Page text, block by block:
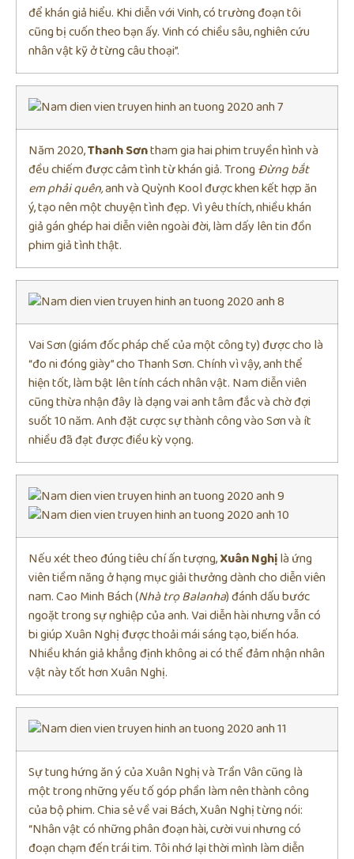
để khán giả hiểu. Khi diễn với Vinh, có trường đoạn tôi
cũng bị cuốn theo bạn ấy. Vinh có chiều sâu, nghiên cứu
nhân vật kỹ ở từng câu thoại”.
Năm 2020,Thanh Sơntham gia hai phim truyền hình và
đều chiếm được cảm tình từ khán giả. TrongĐừng bắt
em phải quên,anh và Quỳnh Kool được khen kết hợp ăn
ý, tạo nên một chuyện tình đẹp. Vì yêu thích, nhiều khán
giả gán ghép hai diễn viên ngoài đời, làm dấy lên tin đồn
phim giả tình thật.
Vai Sơn (giám đốc pháp chế của một công ty) được cho là
“đo ni đóng giày” cho Thanh Sơn. Chính vì vậy, anh thể
hiện tốt, làm bật lên tính cách nhân vật. Nam diễn viên
cũng thừa nhận đây là dạng vai anh tâm đắc và chờ đợi
suốt 10 năm. Anh đặt cược sự thành công vào Sơn và ít
nhiều đã đạt được điều kỳ vọng.
Nếu xét theo đúng tiêu chí ấn tượng,Xuân Nghịlà ứng
viên tiềm năng ở hạng mục giải thưởng dành cho diễn viên
nam. Cao Minh Bách (Nhà trọ Balanha) đánh dấu bước
ngoặt trong sự nghiệp của anh. Vai diễn hài nhưng vẫn có
bi giúp Xuân Nghị được thoải mái sáng tạo, biến hóa.
Nhiều khán giả khẳng định không ai có thể đảm nhận nhân
vật này tốt hơn Xuân Nghị.
Sự tung hứng ăn ý của Xuân Nghị và Trần Vân cũng là
một trong những yếu tố góp phần làm nên thành công
của bộ phim. Chia sẻ về vai Bách, Xuân Nghị từng nói:
“Nhân vật có những phân đoạn hài, cười vui nhưng có
đoạn chạm đến trái tim. Tôi nhớ lại thời mình làm diễn